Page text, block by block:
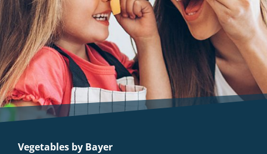
Vegetables by Bayer